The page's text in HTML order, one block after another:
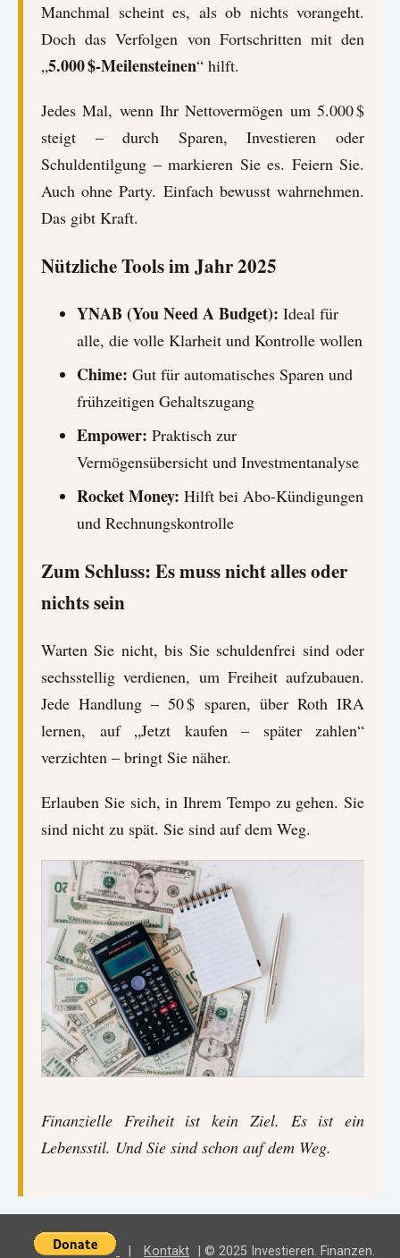
Manchmal scheint es, als ob nichts vorangeht.
Doch das Verfolgen von Fortschritten mit den
„5.000 $-Meilensteinen“ hilft.
Jedes Mal, wenn Ihr Nettovermögen um 5.000 $
steigt – durch Sparen, Investieren oder
Schuldentilgung – markieren Sie es. Feiern Sie.
Auch ohne Party. Einfach bewusst wahrnehmen.
Das gibt Kraft.
Nützliche Tools im Jahr 2025
YNAB (You Need A Budget): Ideal für
alle, die volle Klarheit und Kontrolle wollen
Chime: Gut für automatisches Sparen und
frühzeitigen Gehaltszugang
Empower: Praktisch zur
Vermögensübersicht und Investmentanalyse
Rocket Money: Hilft bei Abo-Kündigungen
und Rechnungskontrolle
Zum Schluss: Es muss nicht alles oder
nichts sein
Warten Sie nicht, bis Sie schuldenfrei sind oder
sechsstellig verdienen, um Freiheit aufzubauen.
Jede Handlung – 50 $ sparen, über Roth IRA
lernen, auf „Jetzt kaufen – später zahlen“
verzichten – bringt Sie näher.
Erlauben Sie sich, in Ihrem Tempo zu gehen. Sie
sind nicht zu spät. Sie sind auf dem Weg.
Finanzielle Freiheit ist kein Ziel. Es ist ein
Lebensstil. Und Sie sind schon auf dem Weg.
Kontakt | © 2025 Investieren. Finanzen.